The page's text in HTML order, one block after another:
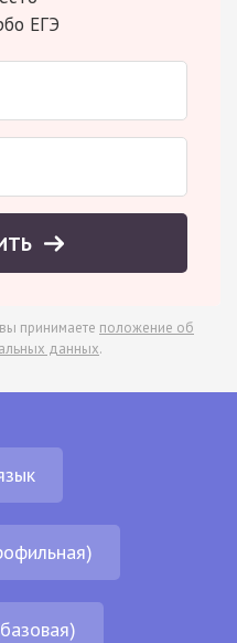
ЕГЭ
принимаете положение об
данных.